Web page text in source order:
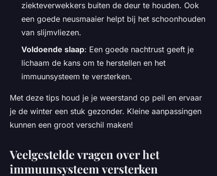
ziekteverwekkers buiten de deur te houden. Ook
een goede neusmaaier helpt bij het schoonhouden
van slijmvliezen.
Voldoende slaap: Een goede nachtrust geeft je
lichaam de kans om te herstellen en het
immuunsysteem te versterken.
Met deze tips houd je je weerstand op peil en ervaar
je de winter een stuk gezonder. Kleine aanpassingen
kunnen een groot verschil maken!
Veelgestelde vragen over het
immuunsysteem versterken